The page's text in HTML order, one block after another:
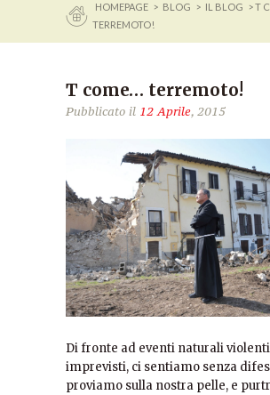
HOMEPAGE > BLOG > IL BLOG
> T
TERREMOTO!
T come… terremoto!
Pubblicato il 12 Aprile, 2015
Di fronte ad eventi naturali
imprevisti, ci sentiamo senza
proviamo sulla nostra pelle, e